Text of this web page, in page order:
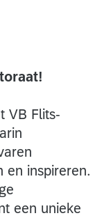
VB Flits-
en inspireren.
een unieke